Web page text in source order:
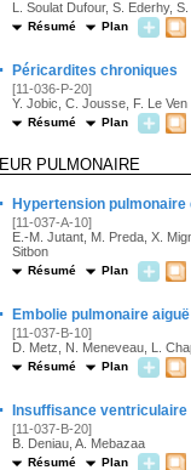
L. Soulat Dufour, S. Ederhy,
Résumé Plan
· Péricardites chroniques
[11-036-P-20]
Y. Jobic, C. Jousse, F. Le Ven
Résumé Plan
PULMONAIRE
· Hypertension
[11-037-A-10]
E.-M. Jutant, M. Preda, X.
Sitbon
Résumé Plan
· Embolie pulmonaire aiguë
[11-037-B-10]
D. Metz, N. Meneveau, L.
Résumé Plan
· Insuffisance
[11-037-B-20]
B. Deniau, A. Mebazaa
Résumé Plan